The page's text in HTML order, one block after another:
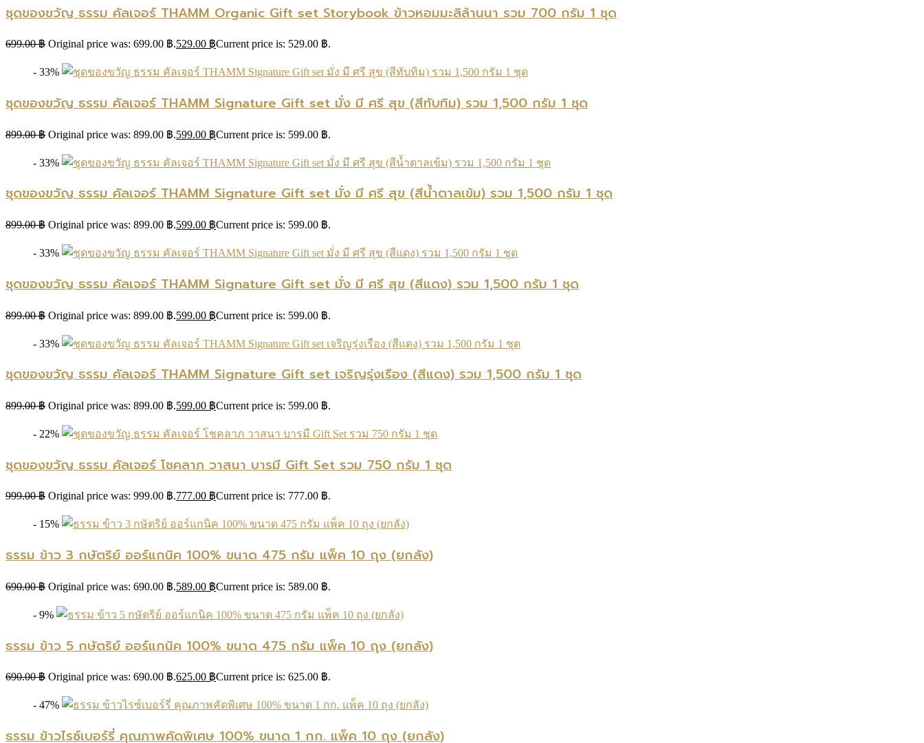
ชุดของขวัญ ธรรม คัลเจอร์ THAMM Organic Gift set Storybook ข้าวหอมมะลิล้านนา รวม 700 กรัม 1 ชุด
699.00฿ Original price was: 699.00 ฿.529.00 ฿Current price is: 529.00 ฿.
- 33%
ชุดของขวัญ ธรรม คัลเจอร์ THAMM Signature Gift set มั่ง มี ศรี สุข (สีทับทิม) รวม 1,500 กรัม 1 ชุด
899.00฿ Original price was: 899.00 ฿.599.00 ฿Current price is: 599.00 ฿.
- 33%
ชุดของขวัญ ธรรม คัลเจอร์ THAMM Signature Gift set มั่ง มี ศรี สุข (สีน้ำตาลเข้ม) รวม 1,500 กรัม 1 ชุด
899.00฿ Original price was: 899.00 ฿.599.00 ฿Current price is: 599.00 ฿.
- 33%
ชุดของขวัญ ธรรม คัลเจอร์ THAMM Signature Gift set มั่ง มี ศรี สุข (สีแดง) รวม 1,500 กรัม 1 ชุด
899.00฿ Original price was: 899.00 ฿.599.00 ฿Current price is: 599.00 ฿.
- 33%
ชุดของขวัญ ธรรม คัลเจอร์ THAMM Signature Gift set เจริญรุ่งเรือง (สีแดง) รวม 1,500 กรัม 1 ชุด
899.00฿ Original price was: 899.00 ฿.599.00 ฿Current price is: 599.00 ฿.
- 22%
ชุดของขวัญ ธรรม คัลเจอร์ โชคลาภ วาสนา บารมี Gift Set รวม 750 กรัม 1 ชุด
999.00฿ Original price was: 999.00 ฿.777.00 ฿Current price is: 777.00 ฿.
- 15%
ธรรม ข้าว 3 กษัตริย์ ออร์แกนิค 100% ขนาด 475 กรัม แพ็ค 10 ถุง (ยกลัง)
690.00฿ Original price was: 690.00 ฿.589.00 ฿Current price is: 589.00 ฿.
- 9%
ธรรม ข้าว 5 กษัตริย์ ออร์แกนิค 100% ขนาด 475 กรัม แพ็ค 10 ถุง (ยกลัง)
690.00฿ Original price was: 690.00 ฿.625.00 ฿Current price is: 625.00 ฿.
- 47%
ธรรม ข้าวไรซ์เบอร์รี่ คุณภาพคัดพิเศษ 100% ขนาด 1 กก. แพ็ค 10 ถุง (ยกลัง)